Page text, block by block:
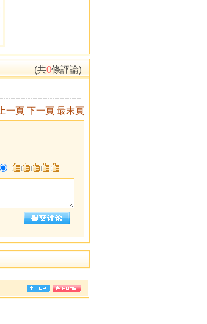
(共0條評論)
上一頁 下一頁 最末頁